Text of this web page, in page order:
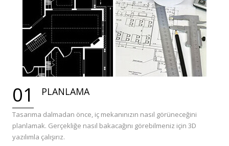
01 PLANLAMA
Tasarıma dalmadan önce, iç mekanınızın nasıl görüneceğini
planlamak. Gerçekliğe nasıl bakacağını görebilmeniz için 3D
yazılımla çalışırız.